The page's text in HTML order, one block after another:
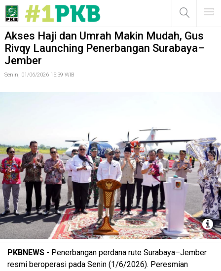
Akses Haji dan Umrah Makin Mudah, Gus Rivqy Launching
Penerbangan Surabaya–Jember
Akses Haji dan Umrah Makin Mudah, Gus
Rivqy Launching Penerbangan Surabaya–
Jember
Senin, 01/06/2026 15:39 WIB
Rivqy
PKBNEWS - Penerbangan perdana rute Surabaya–Jember
resmi beroperasi pada Senin (1/6/2026). Peresmian